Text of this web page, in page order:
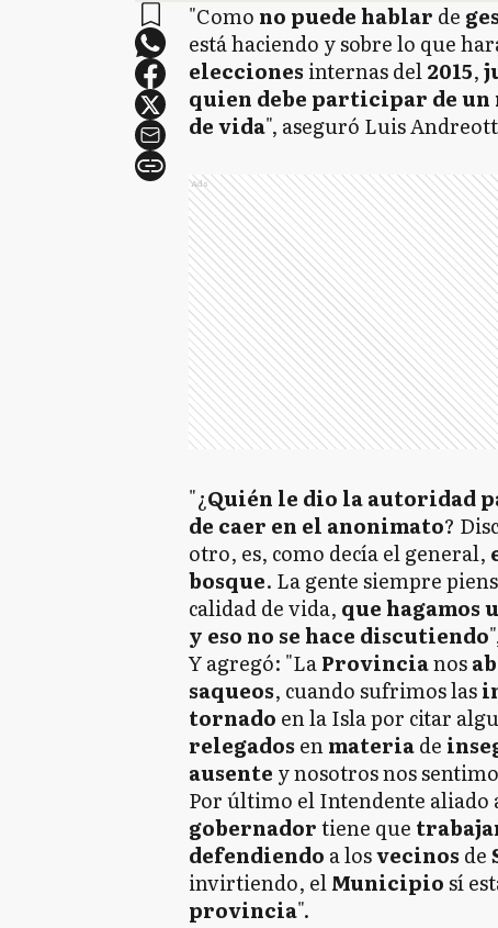
"Como no puede hablar de
está haciendo y sobre lo que
elecciones internas del2015,
quien debe participar de un
de vida", aseguró Luis
Ads
"¿Quién le dio la autoridad
de caer en el anonimato?
otro, es, como decía el general,
bosque. La gente siempre
calidad de vida, que hagamos
y eso no se hace discutiendo
Y agregó: "LaProvincianos
saqueos, cuando sufrimos las
tornado en la Isla por citar
relegados enmateriade
ausente y nosotros nos
Por último el Intendente aliado
gobernadortiene que
defendiendo a losvecinos de
invirtiendo, elMunicipiosí
provincia".